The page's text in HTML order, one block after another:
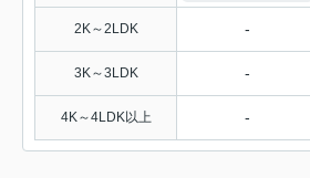
2K～2LDK -
3K～3LDK -
4K～4LDK以上 -